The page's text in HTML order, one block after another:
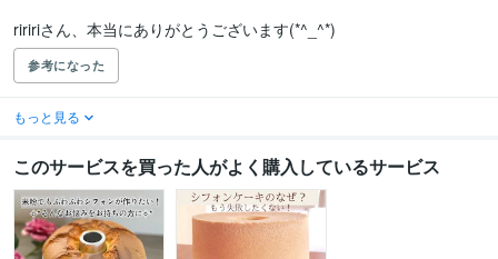
riririさん、本当にありがとうございます(*^_^*)
参考になった
もっと見る
このサービスを買った人がよく購入しているサービス